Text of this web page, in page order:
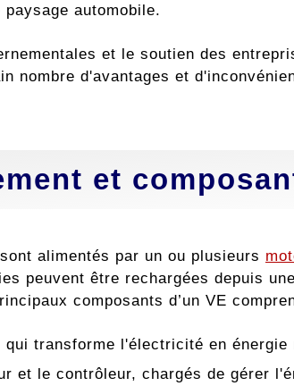
automobile.
et le soutien des
nombre d'avantages et
et
alimentés par un ou plusieurs
peuvent être rechargées depuis
composants d’un VE
qui transforme l'électricité en
et le contrôleur, chargés de gérer